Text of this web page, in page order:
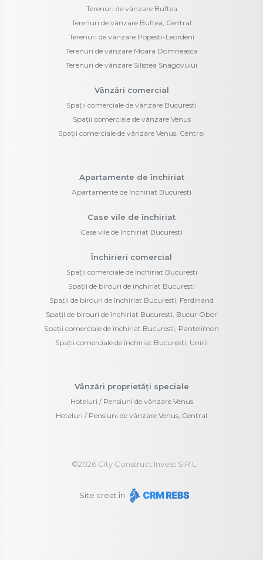
Terenuri de vânzare Buftea
Terenuri de vânzare Buftea, Central
Terenuri de vânzare Popesti-Leordeni
Terenuri de vânzare Moara Domneasca
Terenuri de vânzare Silistea Snagovului
Vânzări comercial
Spații comerciale de vânzare Bucuresti
Spații comerciale de vânzare Venus
Spații comerciale de vânzare Venus, Central
Apartamente de închiriat
Apartamente de închiriat Bucuresti
Case vile de închiriat
Case vile de închiriat Bucuresti
Închirieri comercial
Spații comerciale de închiriat Bucuresti
Spații de birouri de închiriat Bucuresti
Spații de birouri de închiriat Bucuresti, Ferdinand
Spații de birouri de închiriat Bucuresti, Bucur Obor
Spații comerciale de închiriat Bucuresti, Pantelimon
Spații comerciale de închiriat Bucuresti, Unirii
Vânzări proprietăți speciale
Hoteluri / Pensiuni de vânzare Venus
Hoteluri / Pensiuni de vânzare Venus, Central
©2026City Construct Invest S.R.L.
Site creat în